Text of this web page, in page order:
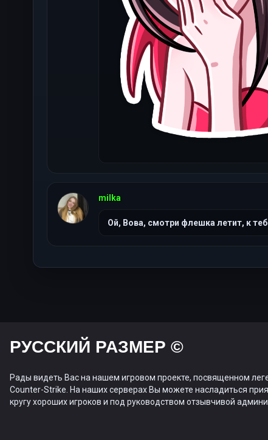
milka
Ой, Вова, смотри флешка летит, к
РУССКИЙ РАЗМЕР ©
Рады видеть Вас на нашем игровом проекте, посвященном
Counter-Strike. На наших серверах Вы можете насладиться
кругу хороших игроков и под руководством отзывчивой